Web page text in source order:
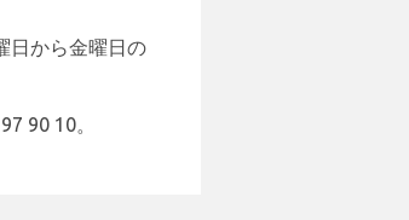
日から金曜日の
90 10。